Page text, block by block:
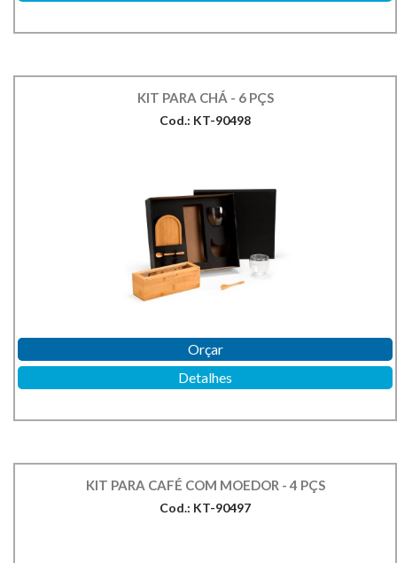
KIT PARA CHÁ - 6 PÇS
Cod.: KT-90498
Orçar
Detalhes
KIT PARA CAFÉ COM MOEDOR - 4 PÇS
Cod.: KT-90497